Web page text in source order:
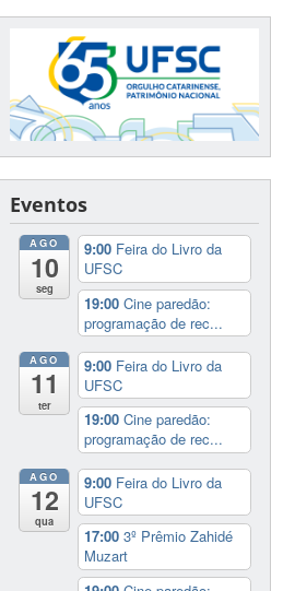
Eventos
AGO
10
seg
9:00 Feira do Livro da
UFSC
19:00Cine paredão:
programação de rec...
AGO
11
ter
9:00 Feira do Livro da
UFSC
19:00Cine paredão:
programação de rec...
AGO
12
qua
9:00 Feira do Livro da
UFSC
17:003º Prêmio Zahidé
Muzart